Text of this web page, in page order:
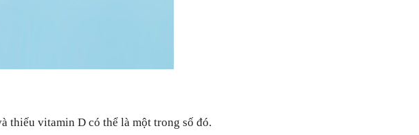
thiếu vitamin D có thể là một trong số đó.